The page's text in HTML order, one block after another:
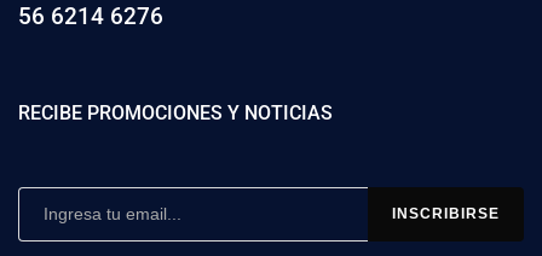
56 6214 6276
RECIBE PROMOCIONES Y NOTICIAS